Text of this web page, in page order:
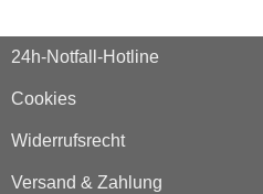
24h-Notfall-Hotline
Cookies
Widerrufsrecht
Versand & Zahlung